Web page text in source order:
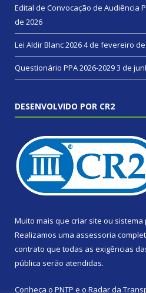
Edital de Convocação de Audiência
de 2026
Lei Aldir Blanc 20264 de fevereiro de
Questionário PPA 2026-20293 de
DESENVOLVIDO POR CR2
Muito mais que criar site ou sistema
Realizamos uma assessoria
contrato que todas as exigências
pública serão atendidas.
Conheça o PNTP e o Radar da